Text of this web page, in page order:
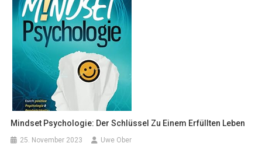
Mindset Psychologie: Der Schlüssel Zu Einem Erfüllten Leben
25. November 2023 Uwe Ober